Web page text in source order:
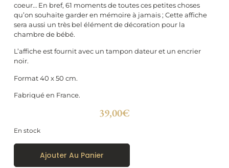
coeur… En bref, 61 moments de toutes ces petites choses
qu’on souhaite garder en mémoire à jamais ; Cette affiche
sera aussi un très bel élément de décoration pour la
chambre de bébé.
L’affiche est fournit avec un tampon dateur et un encrier
noir.
Format 40 x 50 cm.
Fabriqué en France.
39,00€
En stock
Ajouter Au Panier